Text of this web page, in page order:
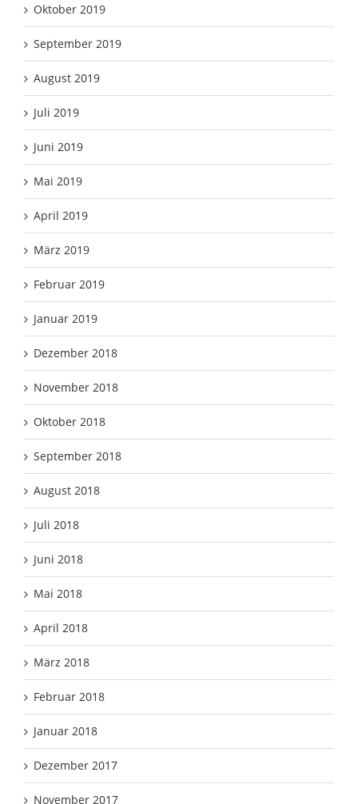
Oktober 2019
September 2019
August 2019
Juli 2019
Juni 2019
Mai 2019
April 2019
März 2019
Februar 2019
Januar 2019
Dezember 2018
November 2018
Oktober 2018
September 2018
August 2018
Juli 2018
Juni 2018
Mai 2018
April 2018
März 2018
Februar 2018
Januar 2018
Dezember 2017
November 2017